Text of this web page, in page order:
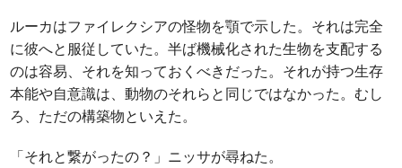
ルーカはファイレクシアの怪物を顎で示した。それは完全
に彼へと服従していた。半ば機械化された生物を支配する
のは容易、それを知っておくべきだった。それが持つ生存
本能や自意識は、動物のそれらと同じではなかった。むし
ろ、ただの構築物といえた。
「それと繋がったの？」ニッサが尋ねた。